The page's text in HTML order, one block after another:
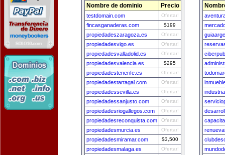
Nombre de dominio Precio
testdomain.com Ofertar!
fincasganaderas.com $199
propiedadeszaragoza.es Ofertar!
propiedadesvigo.es Ofertar!
propiedadesvalladolid.es Ofertar!
propiedadesvalencia.es $295
propiedadestenerife.es Ofertar!
propiedadestartagal.com Ofertar!
propiedadessevilla.es Ofertar!
propiedadessanjusto.com Ofertar!
propiedadesriogallegos.com Ofertar!
propiedadesreconquista.com Ofertar!
propiedadesmurcia.es Ofertar!
propiedadesmiramar.com $3,500
propiedadesmalaga.es Ofertar!